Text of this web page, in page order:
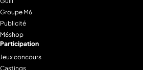
Groupe M6
Publicité
M6shop
Participation
Jeux concours
Castings